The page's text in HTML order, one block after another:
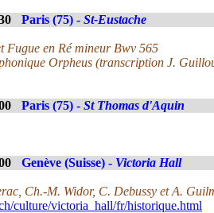
Paris (75) - St-Eustache
Fugue en Ré mineur Bwv 565
Orpheus (transcription J.
Paris (75) - St Thomas d'Aquin
Genève (Suisse) - Victoria Hall
Ch.-M. Widor, C. Debussy et A.
culture/victoria_hall/fr/historique.html